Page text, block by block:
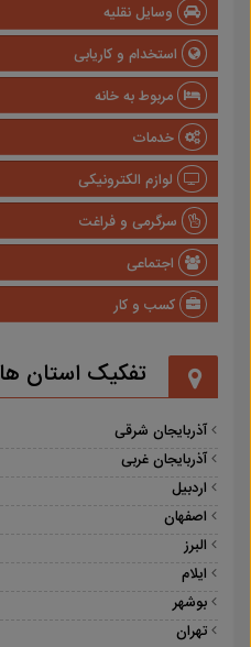
وسایل نقلیه
استخدام و کاریابی
مربوط به خانه
خدمات
لوازم الکترونیکی
سرگرمی و فراغت
اجتماعی
کسب و کار
تفکیک استان ها
آذربایجان شرقی
آذربایجان غربی
اردبیل
اصفهان
البرز
ایلام
بوشهر
تهران